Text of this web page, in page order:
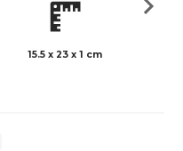
15.5 x 23 x 1 cm